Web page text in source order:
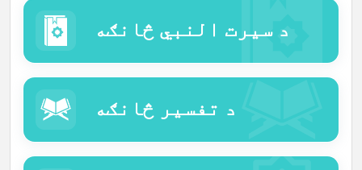
د سیرت النبي څانګه
د تفسیر څانګه